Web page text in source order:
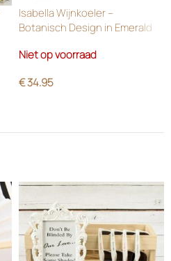
Isabella Wijnkoeler –
Botanisch Design in Emerald
Niet op voorraad
€34.95